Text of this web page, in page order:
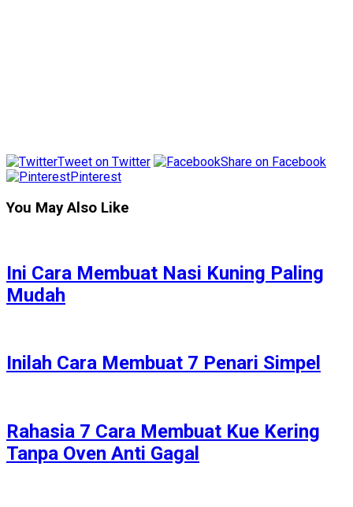
Tweet on Twitter
Share on Facebook
Pinterest
You May Also Like
Ini Cara Membuat Nasi Kuning Paling
Mudah
Inilah Cara Membuat 7 Penari Simpel
Rahasia 7 Cara Membuat Kue Kering
Tanpa Oven Anti Gagal